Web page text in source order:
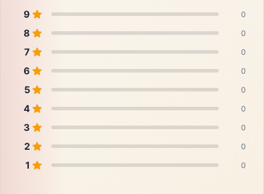
9 0
8 0
7 0
6 0
5 0
4 0
3 0
2 0
1 0